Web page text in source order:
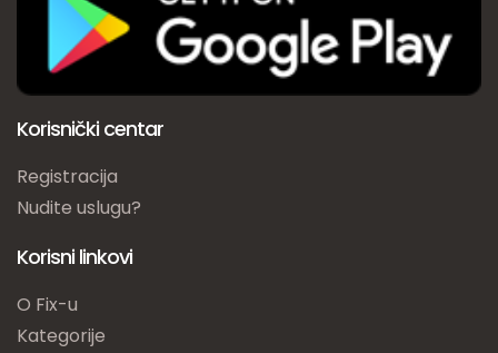
Korisnički centar
Registracija
Nudite uslugu?
Korisni linkovi
O Fix-u
Kategorije